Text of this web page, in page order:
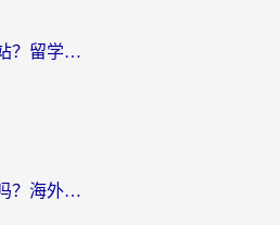
在国外如何打开中国网站？留学生与海外华人的无缝访问指南
雷霆加速下载免费靠谱吗？海外党选回国加速器的避坑指南（附热门工具对比）